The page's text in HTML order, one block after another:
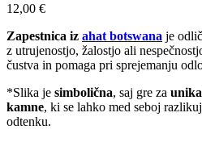
12,00 €
Zapestnica iz ahat botswana je
z utrujenostjo, žalostjo ali
čustva in pomaga pri sprejemanju
*Slika je simbolična, saj gre za
kamne, ki se lahko med seboj
odtenku.